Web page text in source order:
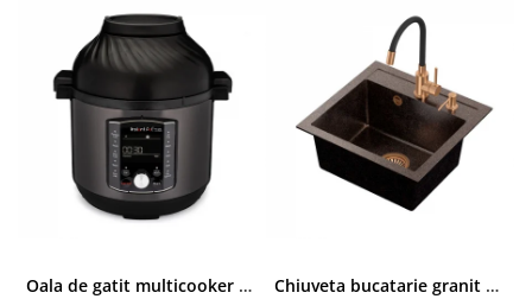
Oala de gatit multicooker 11 functii Instant Pot Pro Crisp 8 + Air Fryer 7.6 lt Chiuveta bucatarie granit cu finisaj negru perlat/cupru Steingran Art Copper cu dozator si baterie Quadron